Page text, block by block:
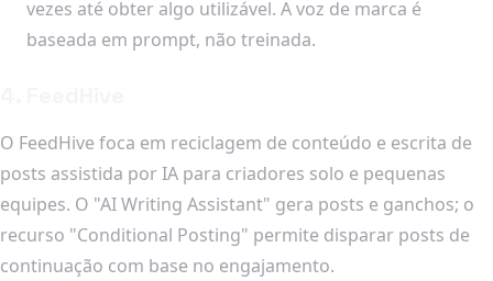
vezes até obter algo utilizável. A voz de marca é
baseada em prompt, não treinada.
O FeedHive foca em reciclagem de conteúdo e escrita de
posts assistida por IA para criadores solo e pequenas
equipes. O "AI Writing Assistant" gera posts e ganchos; o
recurso "Conditional Posting" permite disparar posts de
continuação com base no engajamento.